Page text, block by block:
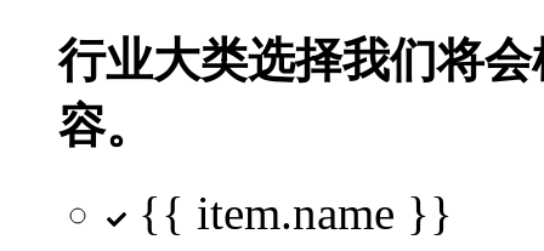
行业大类选择我们将
容。
{{ item.name }}